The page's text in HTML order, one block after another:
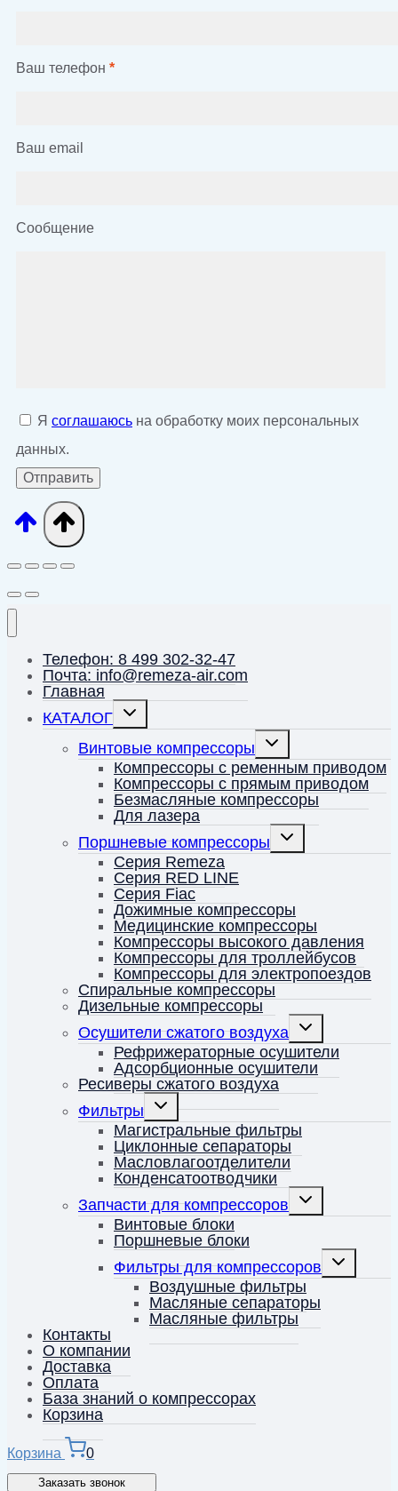
Ваш телефон *
Ваш email
Сообщение
Я соглашаюсь на обработку моих персональных
данных.
Телефон: 8 499 302-32-47
Почта: info@remeza-air.com
Главная
КАТАЛОГ
Переключить
Винтовые компрессоры
Переключить
меню
Компрессоры с ременным приводом
Компрессоры с прямым приводом
Безмасляные компрессоры
Для лазера
Поршневые компрессоры
Переключить
Серия Remeza
Серия RED LINE
Серия Fiac
Дожимные компрессоры
Медицинские компрессоры
Компрессоры высокого давления
Компрессоры для троллейбусов
Компрессоры для электропоездов
Спиральные компрессоры
Дизельные компрессоры
Осушители сжатого воздуха
Переключить
меню
Рефрижераторные осушители
Адсорбционные осушители
Ресиверы сжатого воздуха
Фильтры
Переключить
дочернее
меню
Магистральные фильтры
Циклонные сепараторы
Масловлагоотделители
Конденсатоотводчики
Запчасти для компрессоров
Переключить
Винтовые блоки
Поршневые блоки
Фильтры для компрессоров
Переключить
Воздушные фильтры
Масляные сепараторы
Масляные фильтры
Контакты
О компании
Доставка
Оплата
База знаний о компрессорах
Корзина
Корзина 0
Заказать звонок